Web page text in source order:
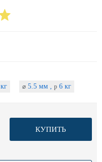
⌀ 5.5 мм , p 6 кг
КУПИТЬ